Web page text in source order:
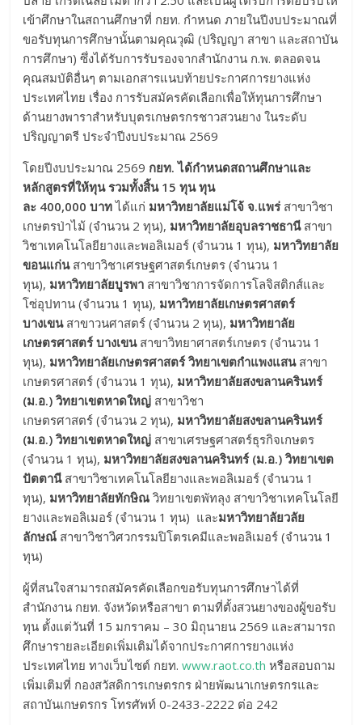
เข้าศึกษาในสถานศึกษาที่ กยท. กำหนด ภายในปีงบประมาณที่
ขอรับทุนการศึกษานั้นตามคุณวุฒิ (ปริญญา สาขา และสถาบัน
การศึกษา) ซึ่งได้รับการรับรองจากสำนักงาน ก.พ. ตลอดจน
คุณสมบัติอื่นๆ ตามเอกสารแนบท้ายประกาศการยางแห่ง
ประเทศไทย เรื่อง การรับสมัครคัดเลือกเพื่อให้ทุนการศึกษา
ด้านยางพาราสำหรับบุตรเกษตรกรชาวสวนยาง ในระดับ
ปริญญาตรี ประจำปีงบประมาณ 2569
โดยปีงบประมาณ 2569 กยท. ได้กำหนดสถานศึกษาและ
หลักสูตรที่ให้ทุน รวมทั้งสิ้น 15 ทุนทุน
ละ 400,000 บาทได้แก่ มหาวิทยาลัยแม่โจ้ จ.แพร่สาขาวิชา
เกษตรป่าไม้ (จำนวน 2 ทุน), มหาวิทยาลัยอุบลราชธานีสาขา
วิชาเทคโนโลยียางและพอลิเมอร์ (จำนวน 1 ทุน), มหาวิทยาลัย
ขอนแก่นสาขาวิชาเศรษฐศาสตร์เกษตร (จำนวน 1
ทุน), มหาวิทยาลัยบูรพา สาขาวิชาการจัดการโลจิสติกส์และ
โซ่อุปทาน (จำนวน 1 ทุน), มหาวิทยาลัยเกษตรศาสตร์
บางเขนสาขาวนศาสตร์ (จำนวน 2 ทุน), มหาวิทยาลัย
เกษตรศาสตร์ บางเขนสาขาวิทยาศาสตร์เกษตร (จำนวน 1
ทุน), มหาวิทยาลัยเกษตรศาสตร์ วิทยาเขตกำแพงแสนสาขา
เกษตรศาสตร์ (จำนวน 1 ทุน), มหาวิทยาลัยสงขลานครินทร์
(ม.อ.) วิทยาเขตหาดใหญ่ สาขาวิชา
เกษตรศาสตร์ (จำนวน 2 ทุน), มหาวิทยาลัยสงขลานครินทร์
(ม.อ.) วิทยาเขตหาดใหญ่ สาขาเศรษฐศาสตร์ธุรกิจเกษตร
(จำนวน 1 ทุน), มหาวิทยาลัยสงขลานครินทร์ (ม.อ.) วิทยาเขต
ปัตตานีสาขาวิชาเทคโนโลยียางและพอลิเมอร์ (จำนวน 1
ทุน), มหาวิทยาลัยทักษิณ วิทยาเขตพัทลุง สาขาวิชาเทคโนโลยี
ยางและพอลิเมอร์ (จำนวน 1 ทุน) และมหาวิทยาลัยวลัย
ลักษณ์ สาขาวิชาวิศวกรรมปิโตรเคมีและพอลิเมอร์ (จำนวน 1
ทุน)
ผู้ที่สนใจสามารถสมัครคัดเลือกขอรับทุนการศึกษาได้ที่
สำนักงาน กยท. จังหวัดหรือสาขา ตามที่ตั้งสวนยางของผู้ขอรับ
ทุน ตั้งแต่วันที่ 15 มกราคม – 30 มิถุนายน 2569 และสามารถ
ศึกษารายละเอียดเพิ่มเติมได้จากประกาศการยางแห่ง
ประเทศไทย ทางเว็บไซต์ กยท.www.raot.co.th หรือสอบถาม
เพิ่มเติมที่ กองสวัสดิการเกษตรกร ฝ่ายพัฒนาเกษตรกรและ
สถาบันเกษตรกร โทรศัพท์ 0-2433-2222 ต่อ 242